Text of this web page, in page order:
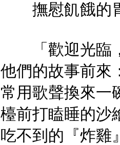
撫慰飢餓的
「歡迎光臨，
他們的故事前來
常用歌聲換來一
檯前打瞌睡的沙
吃不到的『炸雞